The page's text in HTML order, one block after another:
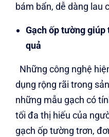
bám bẩn, dễ dàng lau
Gạch ốp tường
quả
Những công nghệ
dụng rộng rãi trong
những mẫu gạch có
tối đa thị hiếu của
gạch ốp tường trơn,